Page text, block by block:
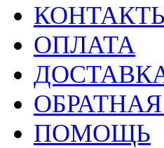
ОПЛАТА
ПОМОЩЬ